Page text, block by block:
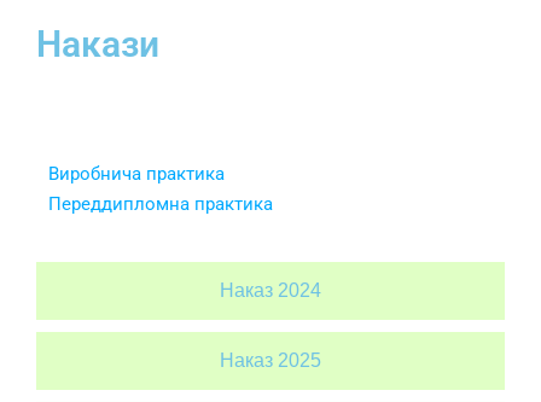
Накази
Наказ 2024
Наказ 2025
Виробнича практика
Переддипломна практика